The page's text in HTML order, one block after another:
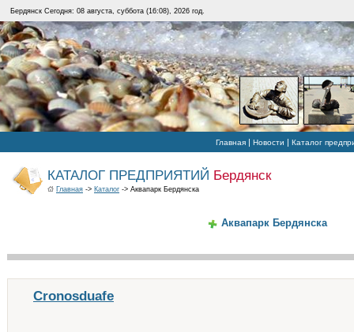
Бердянск Сегодня: 08 августа, суббота (16:08), 2026 год.
Главная | Новости | Каталог
КАТАЛОГ ПРЕДПРИЯТИЙ Бердянск
Главная -> Каталог -> Аквапарк Бердянска
Аквапарк Бердянска
Cronosduafe